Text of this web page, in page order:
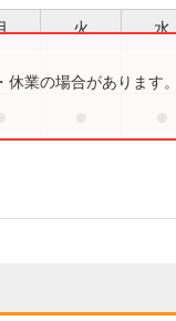
火 水
休業の場合があります